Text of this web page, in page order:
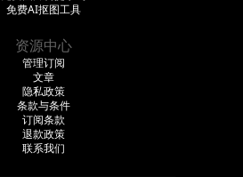
免费AI抠图工具
资源中心
管理订阅
文章
隐私政策
条款与条件
订阅条款
退款政策
联系我们